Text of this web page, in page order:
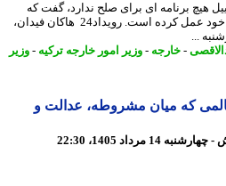
برنامه ای برای صلح ندارد، گفت که
جنبش حماس به بسیاری از تعهدات خود عمل کرده است. رویداد24 هاکان فیدان،
...
-خارجه-وزیر امور خارجه ترکیه-وزیر
که میان مشروطه، عدالت و